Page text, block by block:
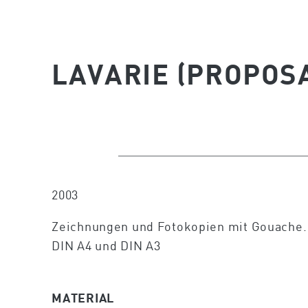
LAVARIE
2003
Zeichnungen und Fotokopien mit Gouache.
DIN A4 und DIN A3
MATERIAL